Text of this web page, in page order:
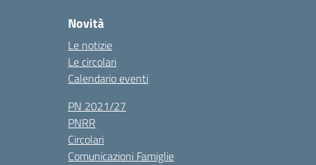
Novità
Le notizie
Le circolari
Calendario eventi
PN 2021/27
PNRR
Circolari
Comunicazioni Famiglie